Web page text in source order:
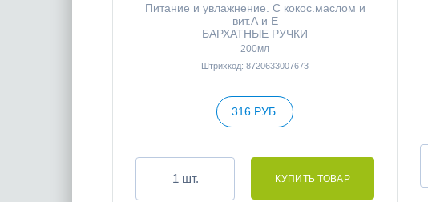
Питание и увлажнение. С кокос.маслом и
вит.А и Е
БАРХАТНЫЕ РУЧКИ
200мл
Штрихкод: 8720633007673
316 РУБ.
шт.